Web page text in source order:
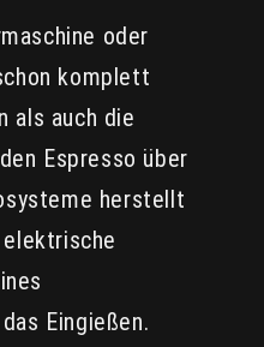
oder
komplett
als auch die
Espresso über
herstellt
Eingießen.